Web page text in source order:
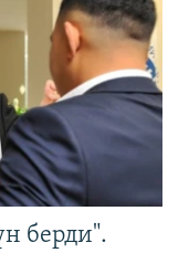
берди".